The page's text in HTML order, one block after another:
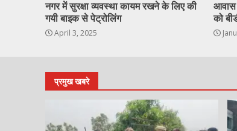
नगर में सुरक्षा व्यवस्था कायम रखने के लिए की
गयी बाइक से पेट्रोलिंग
April 3, 2025
आवास
को
प्रमुख खबरे